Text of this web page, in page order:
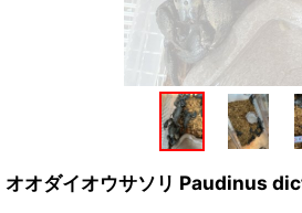
オオダイオウサソリ Paudinus